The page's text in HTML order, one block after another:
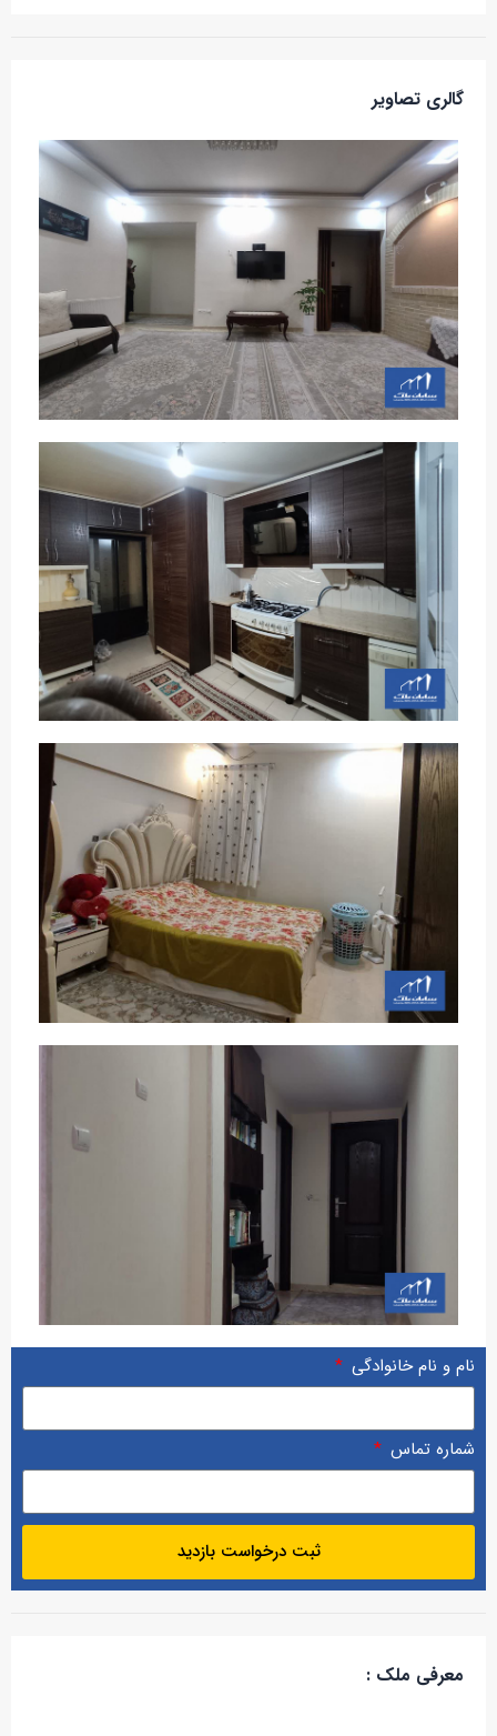
گالری تصاویر
نام و نام خانوادگی
شماره تماس
ثبت درخواست بازدید
معرفی ملک :